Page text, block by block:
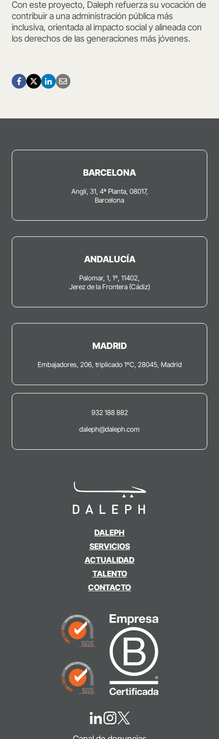
Con este proyecto, Daleph refuerza su vocación de
contribuir a una administración pública más
inclusiva, orientada al impacto social y alineada con
los derechos de las generaciones más jóvenes.
DALEPH
SERVICIOS
ACTUALIDAD
TALENTO
CONTACTO
BARCELONA
Anglí, 31, 4ª Planta, 08017,
Barcelona
ANDALUCÍA
Palomar, 1, 1º, 11402,
Jerez de la Frontera (Cádiz)
MADRID
Embajadores, 206, triplicado 1ºC, 28045, Madrid
932 188 882
daleph@daleph.com